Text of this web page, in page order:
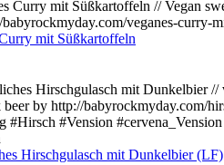
mit Süßkartoffeln
Hirschgulasch mit Dunkelbier (LF)